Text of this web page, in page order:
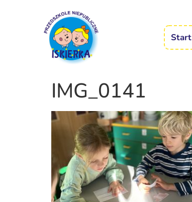
Start
IMG_0141